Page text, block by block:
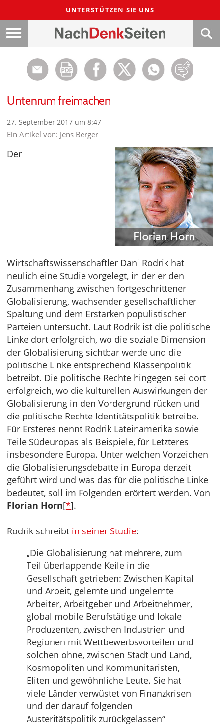
UNTERSTÜTZEN SIE UNS
Untenrum freimachen
27. September 2017 um 8:47
Ein Artikel von: Jens Berger
Der
Wirtschaftswissenschaftler Dani Rodrik hat
neulich eine Studie vorgelegt, in der er den
Zusammenhang zwischen fortgeschrittener
Globalisierung, wachsender gesellschaftlicher
Spaltung und dem Erstarken populistischer
Parteien untersucht. Laut Rodrik ist die politische
Linke dort erfolgreich, wo die soziale Dimension
der Globalisierung sichtbar werde und die
politische Linke entsprechend Klassenpolitik
betreibt. Die politische Rechte hingegen sei dort
erfolgreich, wo die kulturellen Auswirkungen der
Globalisierung in den Vordergrund rücken und
die politische Rechte Identitätspolitik betreibe.
Für Ersteres nennt Rodrik Lateinamerika sowie
Teile Südeuropas als Beispiele, für Letzteres
insbesondere Europa. Unter welchen Vorzeichen
die Globalisierungsdebatte in Europa derzeit
geführt wird und was das für die politische Linke
bedeutet, soll im Folgenden erörtert werden. Von
Florian Horn[*].
Rodrik schreibt in seiner Studie:
„Die Globalisierung hat mehrere, zum
Teil überlappende Keile in die
Gesellschaft getrieben: Zwischen Kapital
und Arbeit, gelernte und ungelernte
Arbeiter, Arbeitgeber und Arbeitnehmer,
global mobile Berufstätige und lokale
Produzenten, zwischen Industrien und
Regionen mit Wettbewerbsvorteilen und
solchen ohne, zwischen Stadt und Land,
Kosmopoliten und Kommunitaristen,
Eliten und gewöhnliche Leute. Sie hat
viele Länder verwüstet von Finanzkrisen
und der darauf folgenden
Austeritätspolitik zurückgelassen“